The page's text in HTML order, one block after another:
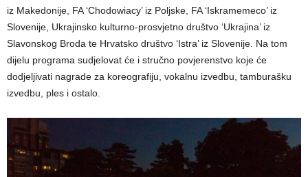
iz Makedonije, FA ‘Chodowiacy’ iz Poljske, FA ‘Iskramemeco’ iz
Slovenije, Ukrajinsko kulturno-prosvjetno društvo ‘Ukrajina’ iz
Slavonskog Broda te Hrvatsko društvo ‘Istra’ iz Slovenije. Na tom
dijelu programa sudjelovat će i stručno povjerenstvo koje će
dodjeljivati nagrade za koreografiju, vokalnu izvedbu, tamburašku
izvedbu, ples i ostalo.